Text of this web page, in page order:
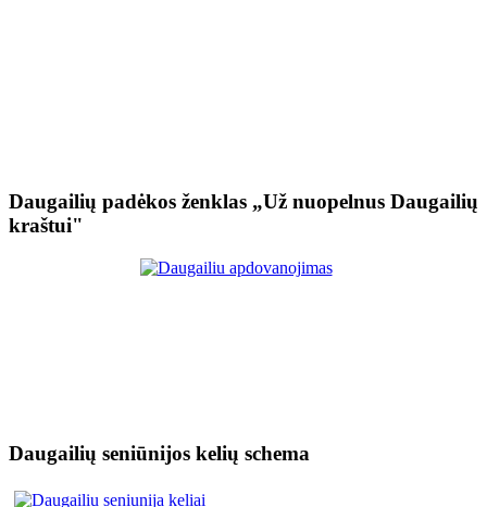
Daugailių padėkos ženklas „Už nuopelnus Daugailių
kraštui"
Daugailių seniūnijos kelių schema